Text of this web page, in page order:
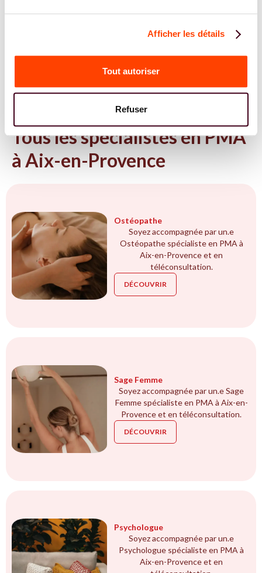
Afficher les détails
Tout autoriser
Refuser
Tous les spécialistes en PMA
à Aix-en-Provence
Ostéopathe
Soyez accompagnée par un.e
Ostéopathe spécialiste en PMA à
Aix-en-Provence et en
téléconsultation.
DÉCOUVRIR
Sage Femme
Soyez accompagnée par un.e Sage
Femme spécialiste en PMA à Aix-en-
Provence et en téléconsultation.
DÉCOUVRIR
Psychologue
Soyez accompagnée par un.e
Psychologue spécialiste en PMA à
Aix-en-Provence et en